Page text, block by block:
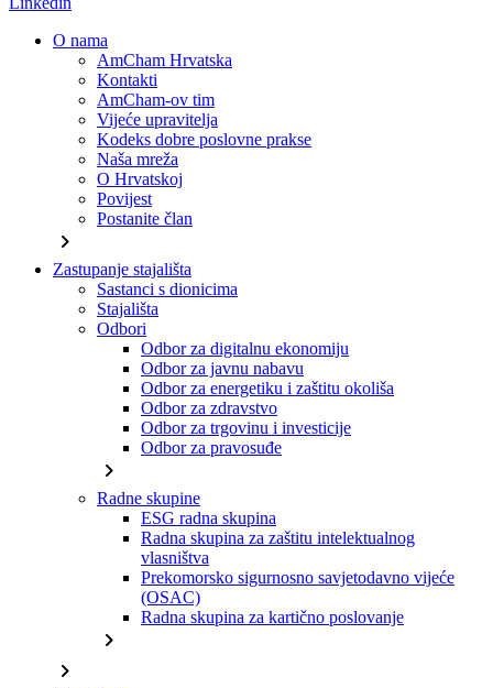
O nama
AmCham Hrvatska
Kontakti
AmCham-ov tim
Vijeće upravitelja
Kodeks dobre poslovne prakse
Naša mreža
O Hrvatskoj
Povijest
Postanite član
chevron_right
Zastupanje stajališta
Sastanci s dionicima
Stajališta
Odbori
Odbor za digitalnu ekonomiju
Odbor za javnu nabavu
Odbor za energetiku i zaštitu okoliša
Odbor za zdravstvo
Odbor za trgovinu i investicije
Odbor za pravosuđe
chevron_right
Radne skupine
ESG radna skupina
Radna skupina za zaštitu intelektualnog
vlasništva
Prekomorsko sigurnosno savjetodavno vijeće
(OSAC)
Radna skupina za kartično poslovanje
chevron_right
chevron_right